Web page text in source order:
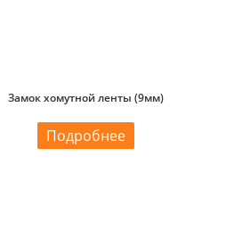
Замок хомутной ленты (9мм)
Подробнее